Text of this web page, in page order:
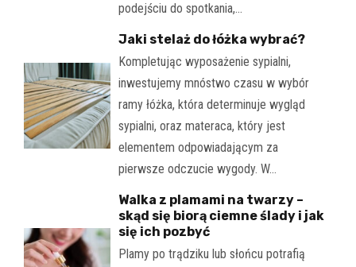
podejściu do spotkania,…
Jaki stelaż do łóżka wybrać?
Kompletując wyposażenie sypialni,
inwestujemy mnóstwo czasu w wybór
ramy łóżka, która determinuje wygląd
sypialni, oraz materaca, który jest
elementem odpowiadającym za
pierwsze odczucie wygody. W…
Walka z plamami na twarzy –
skąd się biorą ciemne ślady i jak
się ich pozbyć
Plamy po trądziku lub słońcu potrafią